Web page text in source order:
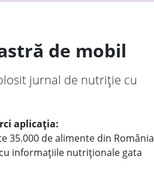
de mobil
jurnal de nutriție cu
aplicația:
35.000 de alimente din România
informațiile nutriționale gata